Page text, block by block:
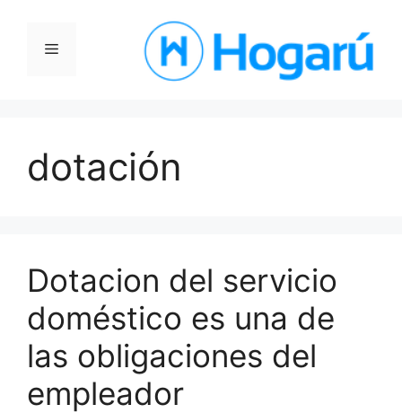
contenidoMenú
dotación
Dotacion del servicio
doméstico es una de
las obligaciones del
empleador